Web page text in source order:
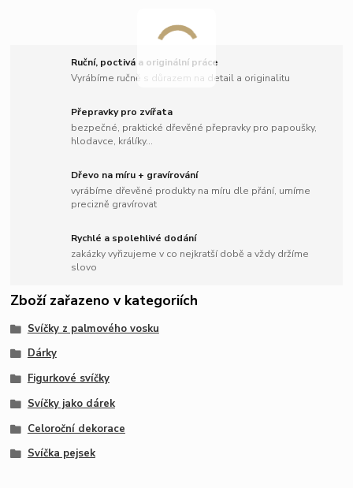
Ruční, poctivá a originální práce
Vyrábíme ručně s důrazem na detail a originalitu
Přepravky pro zvířata
bezpečné, praktické dřevěné přepravky pro papoušky,
hlodavce, králíky...
Dřevo na míru + gravírování
vyrábíme dřevěné produkty na míru dle přání, umíme
precizně gravírovat
Rychlé a spolehlivé dodání
zakázky vyřizujeme v co nejkratší době a vždy držíme
slovo
Zboží zařazeno v kategoriích
Svíčky z palmového vosku
Dárky
Figurkové svíčky
Svíčky jako dárek
Celoroční dekorace
Svíčka pejsek